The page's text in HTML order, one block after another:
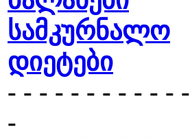
სამკურნალო
დიეტები
- - - - - - - - - - - -
-